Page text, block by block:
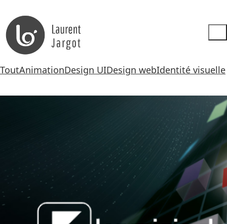
ToutAnimationDesign UIDesign webIdentité visuelle